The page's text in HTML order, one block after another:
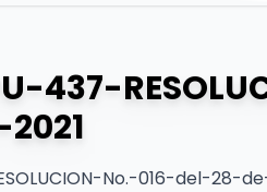
437-
No.-016-del-28-